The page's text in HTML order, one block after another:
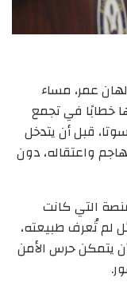
عمر، مساء
خطابًا في تجمع
قبل أن يتدخل
واعتقاله، دون
التي كانت
لم تُعرف طبيعته،
أن يتمكن حرس الأمن